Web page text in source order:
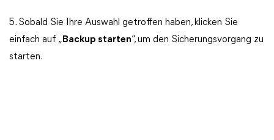
5. Sobald Sie Ihre Auswahl getroffen haben, klicken Sie
einfach auf „ Backup starten“, um den Sicherungsvorgang zu
starten.